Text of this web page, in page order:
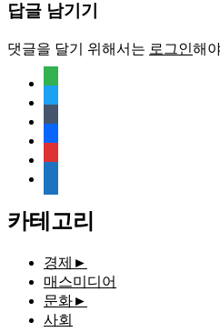
답글 남기기
댓글을 달기 위해서는 로그인해
document
카테고리
경제 ►
매스미디어
문화►
사회